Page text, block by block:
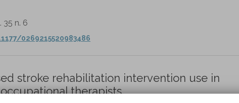
35 n. 6
0269215520983486
stroke rehabilitation intervention use in
therapists.